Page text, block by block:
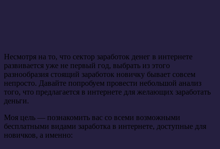
Несмотря на то, что сектор заработок денег в интернете
развивается уже не первый год, выбрать из этого
разнообразия стоящий заработок новичку бывает совсем
непросто. Давайте попробуем провести небольшой анализ
того, что предлагается в интернете для желающих заработать
деньги.
Моя цель — познакомить вас со всеми возможными
бесплатными видами заработка в интернете, доступные для
новичков, а именно: